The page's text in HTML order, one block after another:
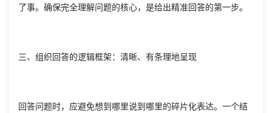
了事。确保完全理解问题的核心，是给出精准回答的第一步。
三、组织回答的逻辑框架：清晰、有条理地呈现
回答问题时，应避免想到哪里说到哪里的碎片化表达。一个结